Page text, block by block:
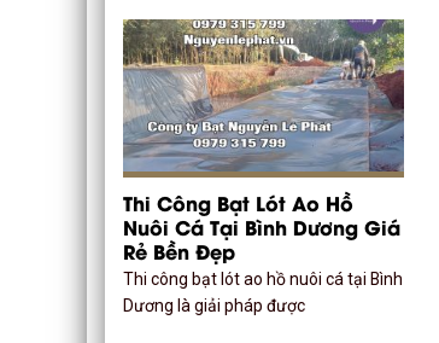
Thi Công Bạt Lót Ao Hồ
Nuôi Cá Tại Bình Dương Giá
Rẻ Bền Đẹp
Thi công bạt lót ao hồ nuôi cá tại Bình
Dương là giải pháp được